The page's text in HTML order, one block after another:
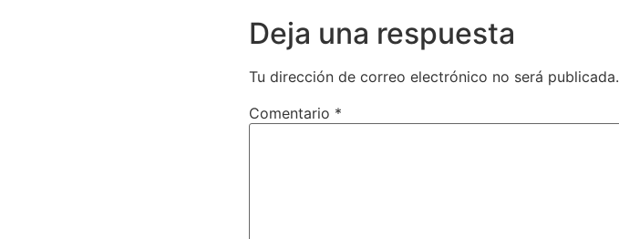
Deja una respuesta
Tu dirección de correo electrónico no será publicada.
Comentario *